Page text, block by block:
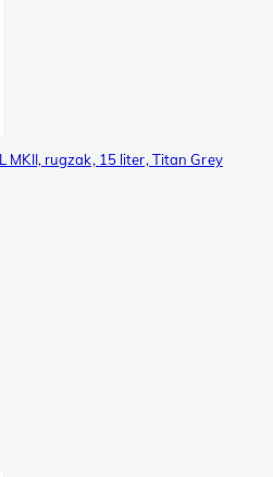
MKII, rugzak, 15 liter, Titan Grey